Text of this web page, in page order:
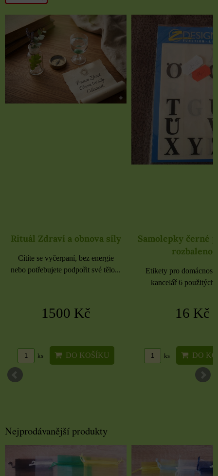
Rituál Zdraví a obnova síly
Cítíte se vyčerpaní, bez energie
nebo potřebujete podpořit své tělo...
1500 Kč
ks DO KOŠÍKU
Samolepky černé
rozbaleno
Etikety pro
kancelář 6 použitých
16 Kč
ks DO
Nejprodávanější produkty